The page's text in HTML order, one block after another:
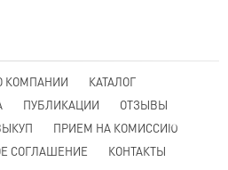
КОМПАНИИ
КАТАЛОГ
ПУБЛИКАЦИИ
ОТЗЫВЫ
ПРИЕМ НА КОМИССИЮ
СОГЛАШЕНИЕ
КОНТАКТЫ